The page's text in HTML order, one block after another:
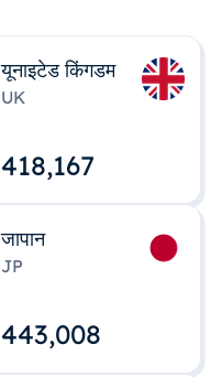
यूनाइटेड किंगडम
UK
418,167
जापान
JP
443,008